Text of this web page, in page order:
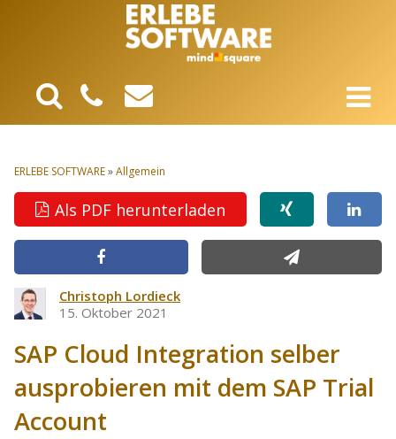
ERLEBE SOFTWARE»Allgemein
Als PDF herunterladen
Christoph Lordieck
15. Oktober 2021
SAP Cloud Integration selber
ausprobieren mit dem SAP Trial
Account